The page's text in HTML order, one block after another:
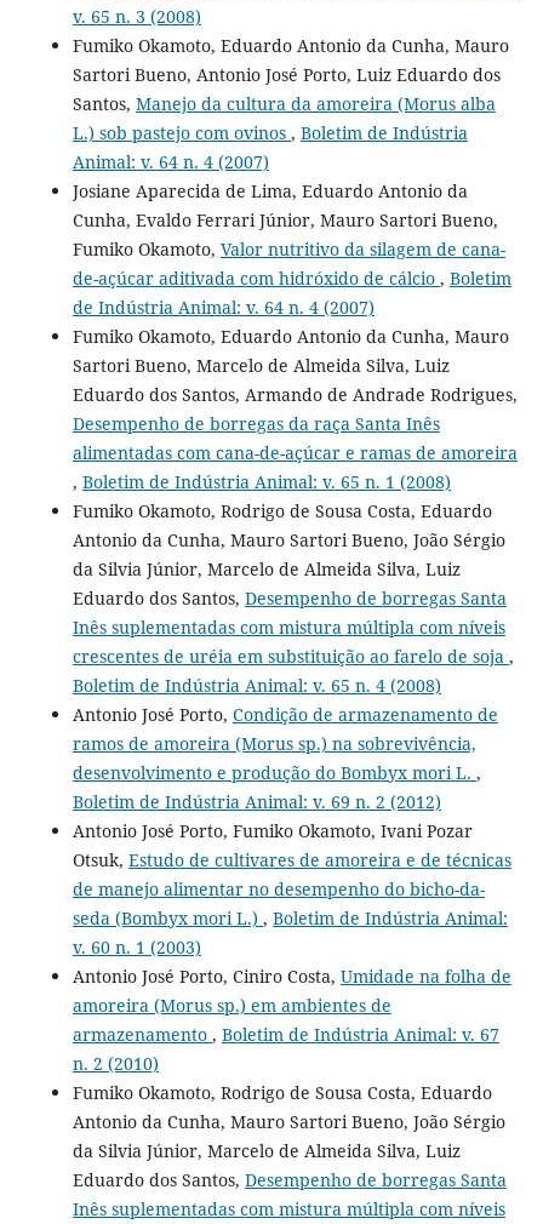
v. 65 n. 3 (2008)
Fumiko Okamoto, Eduardo Antonio da Cunha, Mauro
Sartori Bueno, Antonio José Porto, Luiz Eduardo dos
Santos, Manejo da cultura da amoreira (Morus alba
L.) sob pastejo com ovinos , Boletim de Indústria
Animal: v. 64 n. 4 (2007)
Josiane Aparecida de Lima, Eduardo Antonio da
Cunha, Evaldo Ferrari Júnior, Mauro Sartori Bueno,
Fumiko Okamoto, Valor nutritivo da silagem de cana-
de-açúcar aditivada com hidróxido de cálcio , Boletim
de Indústria Animal: v. 64 n. 4 (2007)
Fumiko Okamoto, Eduardo Antonio da Cunha, Mauro
Sartori Bueno, Marcelo de Almeida Silva, Luiz
Eduardo dos Santos, Armando de Andrade Rodrigues,
Desempenho de borregas da raça Santa Inês
alimentadas com cana-de-açúcar e ramas de amoreira
, Boletim de Indústria Animal: v. 65 n. 1 (2008)
Fumiko Okamoto, Rodrigo de Sousa Costa, Eduardo
Antonio da Cunha, Mauro Sartori Bueno, João Sérgio
da Silvia Júnior, Marcelo de Almeida Silva, Luiz
Eduardo dos Santos, Desempenho de borregas Santa
Inês suplementadas com mistura múltipla com níveis
crescentes de uréia em substituição ao farelo de soja ,
Boletim de Indústria Animal: v. 65 n. 4 (2008)
Antonio José Porto, Condição de armazenamento de
ramos de amoreira (Morus sp.) na sobrevivência,
desenvolvimento e produção do Bombyx mori L. ,
Boletim de Indústria Animal: v. 69 n. 2 (2012)
Antonio José Porto, Fumiko Okamoto, Ivani Pozar
Otsuk, Estudo de cultivares de amoreira e de técnicas
de manejo alimentar no desempenho do bicho-da-
seda (Bombyx mori L.) , Boletim de Indústria Animal:
v. 60 n. 1 (2003)
Antonio José Porto, Ciniro Costa, Umidade na folha de
amoreira (Morus sp.) em ambientes de
armazenamento , Boletim de Indústria Animal: v. 67
n. 2 (2010)
Fumiko Okamoto, Rodrigo de Sousa Costa, Eduardo
Antonio da Cunha, Mauro Sartori Bueno, João Sérgio
da Silvia Júnior, Marcelo de Almeida Silva, Luiz
Eduardo dos Santos, Desempenho de borregas Santa
Inês suplementadas com mistura múltipla com níveis